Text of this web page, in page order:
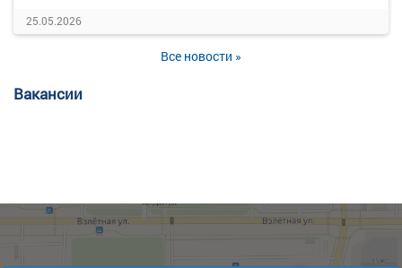
25.05.2026
Все новости »
Вакансии